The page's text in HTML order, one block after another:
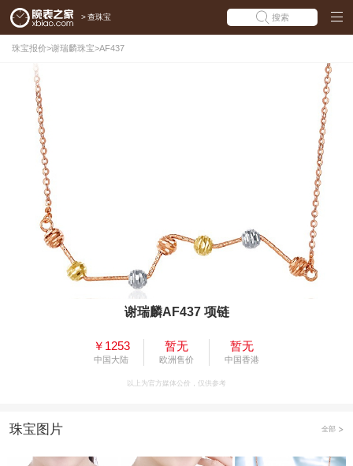
> 查珠宝 搜索
珠宝报价>谢瑞麟珠宝>AF437
谢瑞麟AF437 项链
￥1253
中国大陆
暂无
欧洲售价
暂无
中国香港
以上为官方媒体公价，仅供参考
珠宝图片 全部